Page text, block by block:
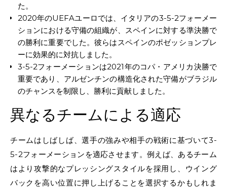
た。
2020年のUEFAユーロでは、イタリアの3-5-2フォーメー
ションにおける守備の組織が、スペインに対する準決勝で
の勝利に重要でした。彼らはスペインのポゼッションプレ
ーに効果的に対抗しました。
3-5-2フォーメーションは2021年のコパ・アメリカ決勝で
重要であり、アルゼンチンの構造化された守備がブラジル
のチャンスを制限し、勝利に貢献しました。
異なるチームによる適応
チームはしばしば、選手の強みや相手の戦術に基づいて3-
5-2フォーメーションを適応させます。例えば、あるチーム
はより攻撃的なプレッシングスタイルを採用し、ウイング
バックを高い位置に押し上げることを選択するかもしれま